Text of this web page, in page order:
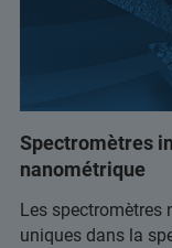
Spectromètres
nanométrique
Les spectromètres
uniques dans la